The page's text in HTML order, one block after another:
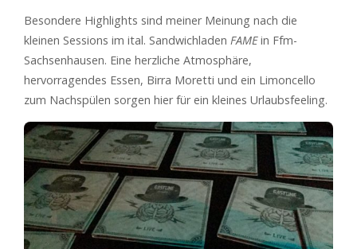
Besondere Highlights sind meiner Meinung nach die
kleinen Sessions im ital. Sandwichladen FAMEin Ffm-
Sachsenhausen. Eine herzliche Atmosphäre,
hervorragendes Essen, Birra Moretti und ein Limoncello
zum Nachspülen sorgen hier für ein kleines Urlaubsfeeling.